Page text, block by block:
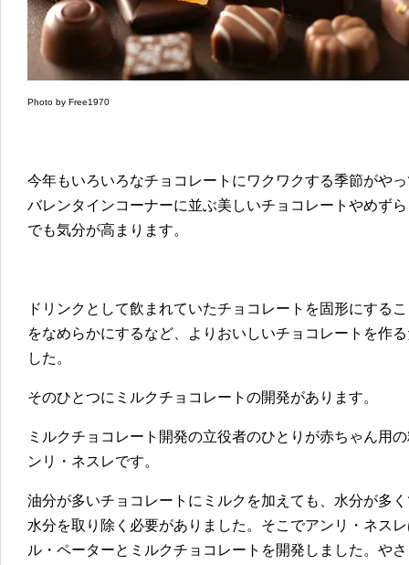
Photo by Free1970
今年もいろいろなチョコレートにワクワクする季節がや
バレンタインコーナーに並ぶ美しいチョコレートやめず
でも気分が高まります。
ドリンクとして飲まれていたチョコレートを固形にする
をなめらかにするなど、よりおいしいチョコレートを作
した。
そのひとつにミルクチョコレートの開発があります。
ミルクチョコレート開発の立役者のひとりが赤ちゃん用
ンリ・ネスレです。
油分が多いチョコレートにミルクを加えても、水分が多
水分を取り除く必要がありました。そこでアンリ・ネス
ル・ペーターとミルクチョコレートを開発しました。や